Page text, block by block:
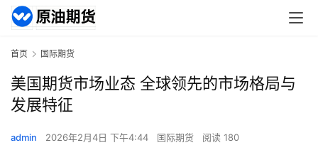
首页 国际期货
美国期货市场业态 全球领先的市场格局与
发展特征
admin 2026年2月4日 下午4:44 国际期货 阅读 180